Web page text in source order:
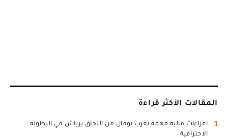
المقالات الأكثر قراءة
1
اغراءات مالية مهمة تقرب بوفال من اللحاق بزياش في البطولة
الاحترافية